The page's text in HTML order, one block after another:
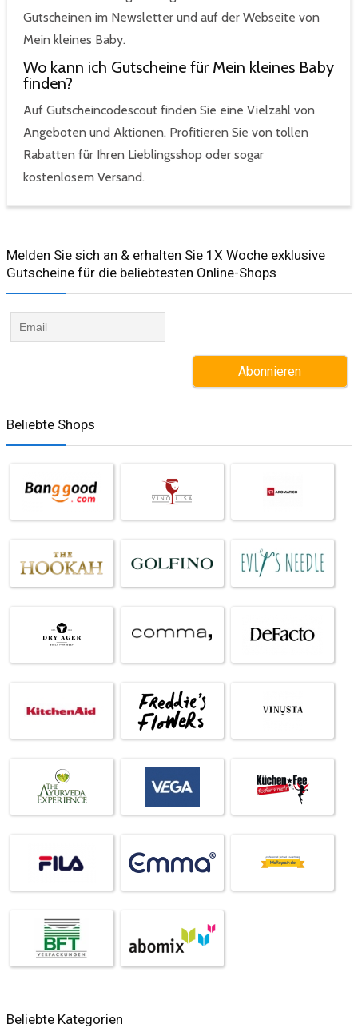
Gutscheinen im Newsletter und auf der Webseite von
Mein kleines Baby.
Wo kann ich Gutscheine für Mein kleines Baby
finden?
Auf Gutscheincodescout finden Sie eine Vielzahl von
Angeboten und Aktionen. Profitieren Sie von tollen
Rabatten für Ihren Lieblingsshop oder sogar
kostenlosem Versand.
Melden Sie sich an & erhalten Sie 1X Woche exklusive
Gutscheine für die beliebtesten Online-Shops​
Beliebte Shops
Beliebte Kategorien